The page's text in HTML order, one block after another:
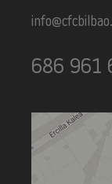
686 961